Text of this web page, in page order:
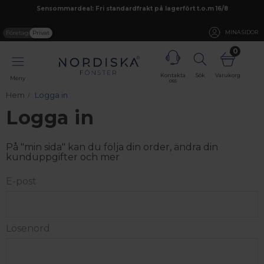
Sensommardeal: Fri standardfrakt på lagerfört t.o.m 16/8
Företag Privat MINA SIDOR
Meny
Kontakta
oss
Sök
0
Varukorg
Hem Logga in
Logga in
På "min sida" kan du följa din order, ändra din
kunduppgifter och mer
E-post
Lösenord